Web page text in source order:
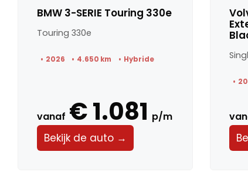
BMW 3-SERIE Touring 330e
Touring 330e
2026 4.650 km Hybride
vanaf € 1.081 p/m
Bekijk de auto →